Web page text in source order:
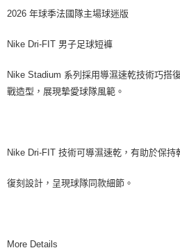
2026 年球季法國隊主場球迷版
Nike Dri-FIT 男子足球短褲
Nike Stadium 系列採用導濕速乾技術巧搭
戰造型，展現摯愛球隊風範。
Nike Dri-FIT 技術可導濕速乾，有助於保持
復刻設計，呈現球隊同款細節。
More Details